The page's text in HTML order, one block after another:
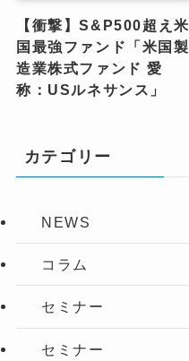
【衝撃】S&P500超え米
国最強ファンド「米国製
造業株式ファンド 愛
称：USルネサンス」
カテゴリー
NEWS
コラム
セミナー
セミナー